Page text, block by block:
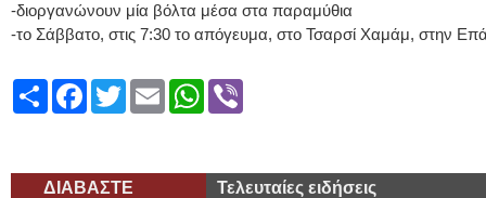
-διοργανώνουν μία βόλτα μέσα στα παραμύθια
-το Σάββατο, στις 7:30 το απόγευμα, στο Τσαρσί Χαμάμ, στην
ShareFacebook
TwitterEmailWhatsApp
ΔΙΑΒΑΣΤΕ Τελευταίες ειδήσεις